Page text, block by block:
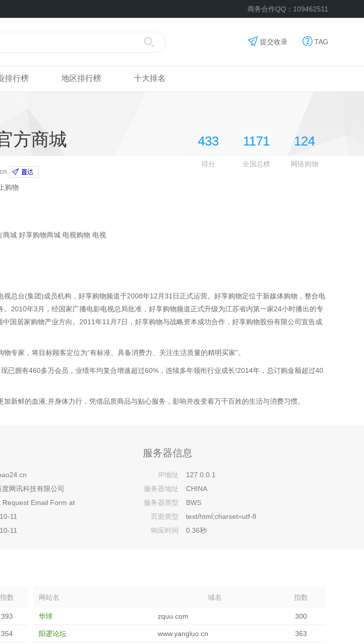
商务合作QQ：109462511
提交收录 TAG
排行榜 地区排行榜 十大排名
方商城
购物
商城 好享购物商城 电视购物 电视
得分
433
全国总榜
1171
网络购物
124
总台(集团)成员机构，好享购物频道于2008年12月31日正式运营。好享购物定位于新媒体购物，整合电
2010年3月，经国家广播电影电视总局批准，好享购物频道正式升级为江苏省内第一家24小时播出的专
国居家购物产业方向。2011年11月7日，好享购物与战略资本成功合作，好享购物股份有限公司宣告成
专家，将目标顾客定位为“有标准、具备消费力、关注生活质量的精明买家”。
已拥有460多万会员，业绩年均复合增速超过60%，连续多年领衔行业成长!2014年，总订购金额超过40
新鲜的血液;并身体力行，凭借品质商品与贴心服务，影响并改变着万千百姓的生活与消费习惯。
度网讯科技有限公司
Request Email Form at
domains.markmonitor.com/whois/baidu.com
11
11
服务器信息
IP地址
127.0.0.1
服务器地址
CHINA
服务器类型
BWS
页面类型
text/html;charset=utf-8
响应时间
0.36秒
指数
393
354
网站名 域名 指数
华球 zquu.com 300
阳逻论坛 www.yangluo.cn 363